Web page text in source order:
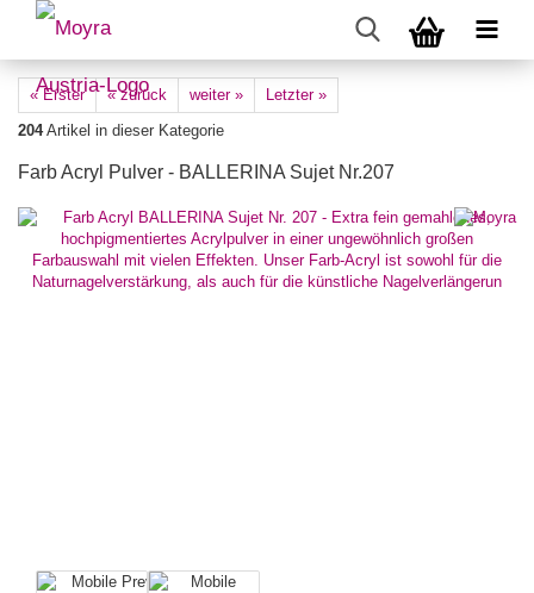
« Erster « zurück weiter »
Letzter »
204Artikel in dieser Kategorie
Farb Acryl Pulver - BALLERINA Sujet Nr.207